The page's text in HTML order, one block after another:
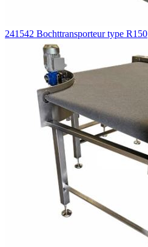
241542 Bochttransporteur type R150